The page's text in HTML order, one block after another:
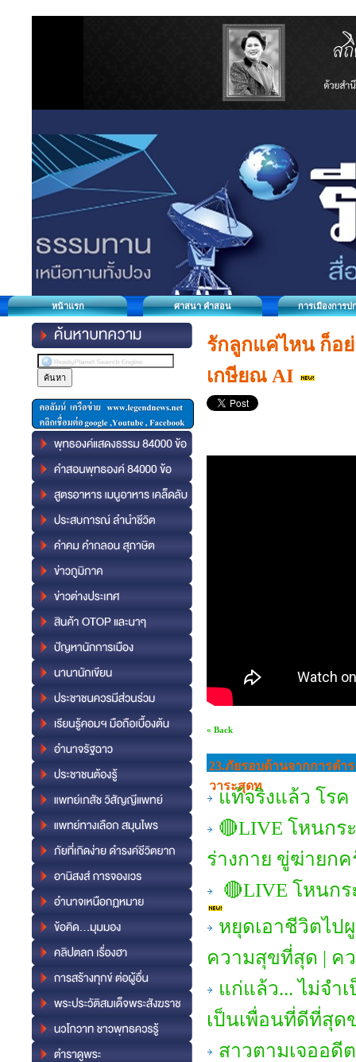
หน้าแรก ศาสนา คำสอน การเมืองการป
รักลูกแค่ไหน ก็อ
เกษียณ AI
« Back
23.ภัยรอบด้านจากการดํา
วาระสุดท
แท้จริงแล้ว โร
🔴LIVE โหนก
ร่างกาย ขู่ฆ่ายกค
🔴LIVE โหนก
หยุดเอาชีวิตไป
ความสุขที่สุด | ค
แก่แล้ว... ไม่จำ
เป็นเพื่อนที่ดีที่สุด
สาวตามเจออดี